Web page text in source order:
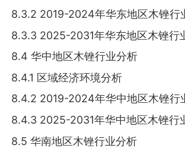
8.3.2 2019-2024年华东地区木锉行
8.3.3 2025-2031年华东地区木锉行
8.4 华中地区木锉行业分析
8.4.1 区域经济环境分析
8.4.2 2019-2024年华中地区木锉行
8.4.3 2025-2031年华中地区木锉行
8.5 华南地区木锉行业分析